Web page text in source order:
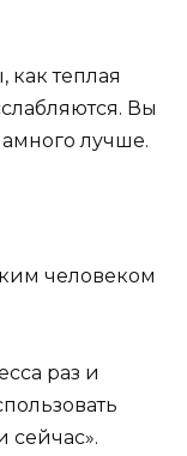
как теплая
Вы
лучше.
человеком
раз и
сейчас».